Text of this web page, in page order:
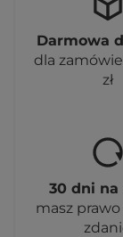
Darmowa
dla
zł
30 dni
masz